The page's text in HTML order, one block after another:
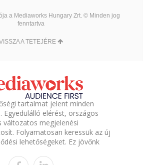
a Mediaworks Hungary Zrt. © Minden jog
fenntartva
A TETEJÉRE
tartalmat jelent minden
Egyedülálló elérést, országos
változatos megjelenési
Folyamatosan keressük az új
lehetőségeket. Ez jövőnk